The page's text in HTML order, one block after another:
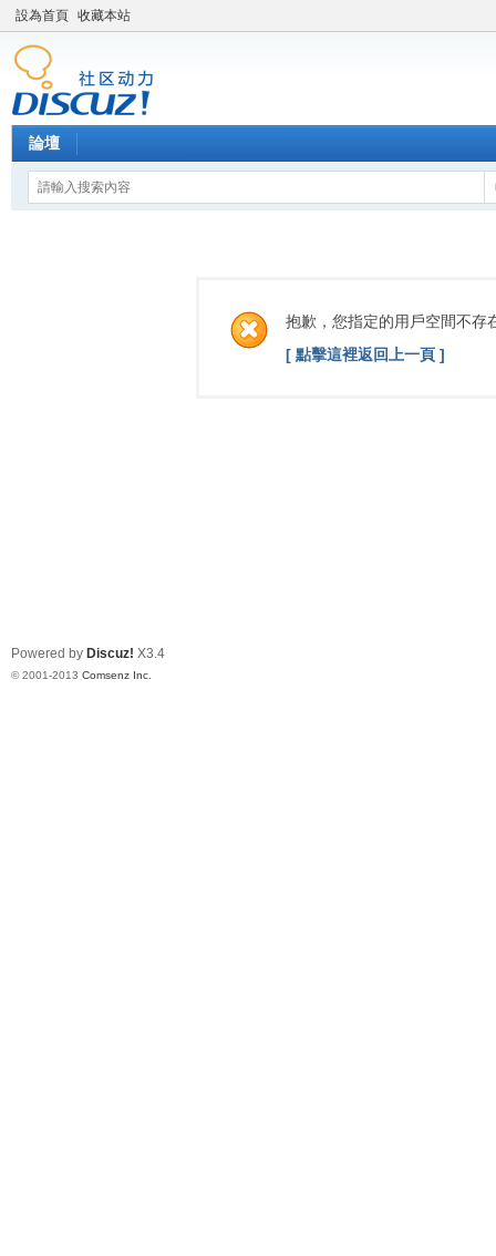
設為首頁 收藏本站
論壇
抱歉，您指定的用戶空間不存
[ 點擊這裡返回上一頁 ]
Powered by Discuz! X3.4
© 2001-2013 Comsenz Inc.